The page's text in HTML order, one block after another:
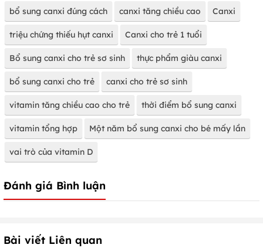
bổ sung canxi đúng cách canxi tăng chiều cao Canxi
triệu chứng thiếu hụt canxi Canxi cho trẻ 1 tuổi
Bổ sung canxi cho trẻ sơ sinh thực phẩm giàu canxi
bổ sung canxi cho trẻ canxi cho trẻ sơ sinh
vitamin tăng chiều cao cho trẻ thời điểm bổ sung canxi
vitamin tổng hợp Một năm bổ sung canxi cho bé mấy lần
vai trò của vitamin D
Đánh giá Bình luận
Bài viết Liên quan